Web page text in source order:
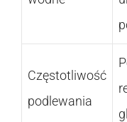
Częstotliwość
podlewania